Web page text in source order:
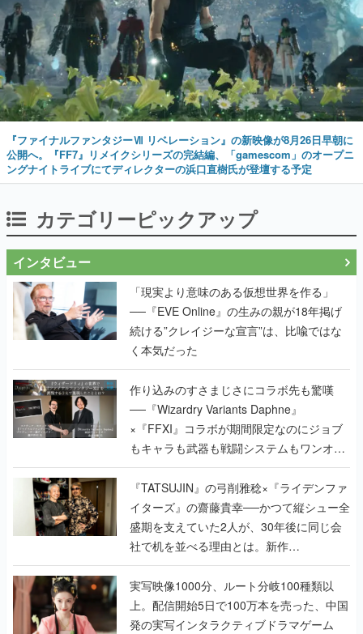
『ファイナルファンタジーⅦ リベレーション』の新映像が8月26日早朝に
公開へ。『FF7』リメイクシリーズの完結編、「gamescom」のオープニ
ングナイトライブにてディレクターの浜口直樹氏が登壇する予定
カテゴリーピックアップ
インタビュー
「現実より意味のある仮想世界を作る」
──『EVE Online』の生みの親が18年掲げ
続ける”クレイジーな宣言”は、比喩ではな
く本気だった
作り込みのすさまじさにコラボ先も驚嘆
──『Wizardry Variants Daphne』
×『FFXI』コラボが期間限定なのにジョブ
もキャラも武器も戦闘システムもワンオフ
で作り込まれた理由を両ディレクターに聞
く
『TATSUJIN』の弓削雅稔×『ライデンファ
イターズ』の齋藤貴幸──かつて縦シュー全
盛期を支えていた2人が、30年後に同じ会
社で机を並べる理由とは。新作
『TATSUJIN EXTREME』で初タッグを組
んだレジェンド2人に訊く開発秘話
実写映像1000分、ルート分岐100種類以
上。配信開始5日で100万本を売った、中国
発の実写インタラクティブドラマゲーム